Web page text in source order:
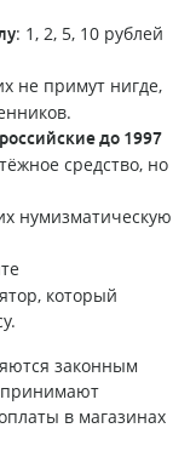
: 1, 2, 5, 10 рублей
не примут нигде,
до 1997
средство, но
нумизматическую
который
законным
принимают
в магазинах